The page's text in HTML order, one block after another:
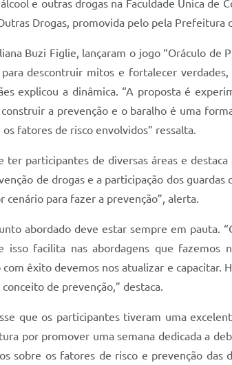
e outras drogas na Faculdade Única de
Drogas, promovida pelo pela Prefeitura
Buzi Figlie, lançaram o jogo “Oráculo de
descontruir mitos e fortalecer
explicou a dinâmica. “A proposta é
a prevenção e o baralho é uma
fatores de risco envolvidos” ressalta.
participantes de diversas áreas e
de drogas e a participação dos
para fazer a prevenção”, alerta.
abordado deve estar sempre em pauta.
facilita nas abordagens que fazemos
êxito devemos nos atualizar e capacitar.
de prevenção,” destaca.
que os participantes tiveram uma
por promover uma semana dedicada a
sobre os fatores de risco e prevenção